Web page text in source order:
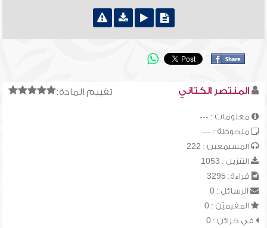
تقييم المادة: المنتصر الكتاني
معلومات : ---
ملحوظة : ---
المستمعين : 222
التنزيل : 1053
قراءة: 3295
الرسائل : 0
المقيميّن : 0
في خزائن : 0